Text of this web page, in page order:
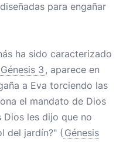
para engañar
ha sido caracterizado
Génesis 3 , aparece en
a Eva torciendo las
el mandato de Dios
Dios les dijo que no
del jardín?" ( Génesis